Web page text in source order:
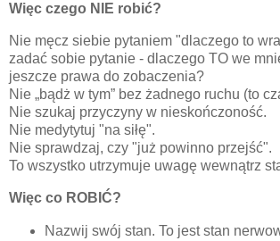
Więc czego NIE robić?
Nie męcz siebie pytaniem "dlaczego to
zadać sobie pytanie - dlaczego TO we
jeszcze prawa do zobaczenia?
Nie „bądż w tym” bez żadnego ruchu (to
Nie szukaj przyczyny w nieskończoność.
Nie medytytuj "na siłę".
Nie sprawdzaj, czy "już powinno przejść".
To wszystko utrzymuje uwagę wewnątrz
Więc co ROBIĆ?
Nazwij swój stan. To jest stan